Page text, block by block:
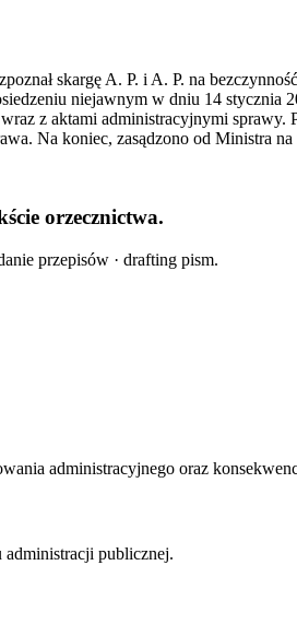
skargę A. P. i A. P. na
niejawnym w dniu 14
z aktami administracyjnymi sprawy.
Na koniec, zasądzono od Ministra
orzecznictwa.
przepisów · drafting pism.
administracyjnego oraz
administracji publicznej.